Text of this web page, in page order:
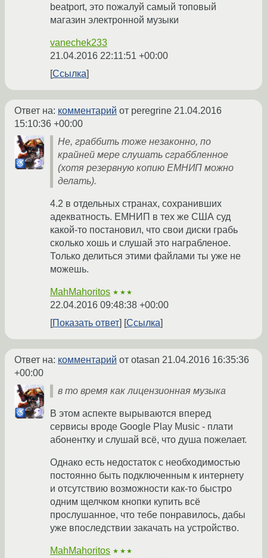
beatport, это пожалуй самый топовый
магазин электронной музыки
vanechek233
21.04.2016 22:11:51 +00:00
Ссылка
Ответ на: комментарий от peregrine 21.04.2016
15:10:36 +00:00
Не, граббить тоже незаконно, по
крайней мере слушать сграббленное
(хотя резервную копию ЕМНИП можно
делать).
4.2 в отдельных странах, сохранивших
адекватность. ЕМНИП в тех же США суд
какой-то постановил, что свои диски грабь
сколько хошь и слушай это награбленое.
Только делиться этими файлами ты уже не
можешь.
MahMahoritos ★★★
22.04.2016 09:48:38 +00:00
Показать ответ
Ссылка
Ответ на: комментарий от otasan 21.04.2016 16:35:36
+00:00
в то время как лицензионная музыка
В этом аспекте вырываются вперед
сервисы вроде Google Play Music - плати
абонентку и слушай всё, что душа пожелает.
Однако есть недостаток с необходимостью
постоянно быть подключенным к интернету
и отсутствию возможности как-то быстро
одним щелчком кнопки купить всё
прослушанное, что тебе понравилось, дабы
уже впоследствии закачать на устройство.
MahMahoritos ★★★